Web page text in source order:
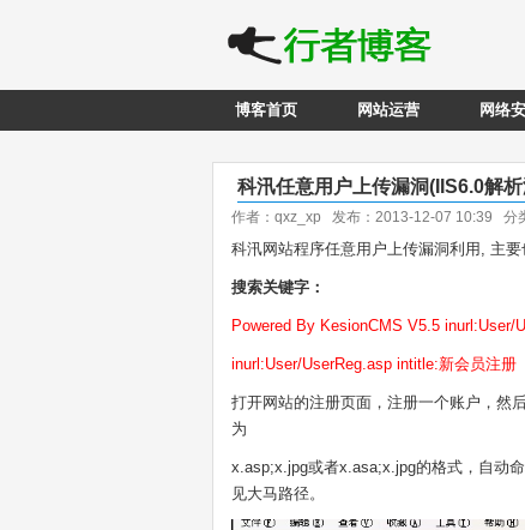
博客首页 网站运营 网络
科汛任意用户上传漏洞(IIS6.0解
作者：qxz_xp 发布：2013-12-07 10:39 分
科汛网站程序任意用户上传漏洞利用, 主
搜索关键字：
Powered By KesionCMS V5.5 inurl:User/
inurl:User/UserReg.asp intitle:新会员注册
打开网站的注册页面，注册一个账户，然
为
x.asp;x.jpg或者x.asa;x.jpg的格式，自动
见大马路径。